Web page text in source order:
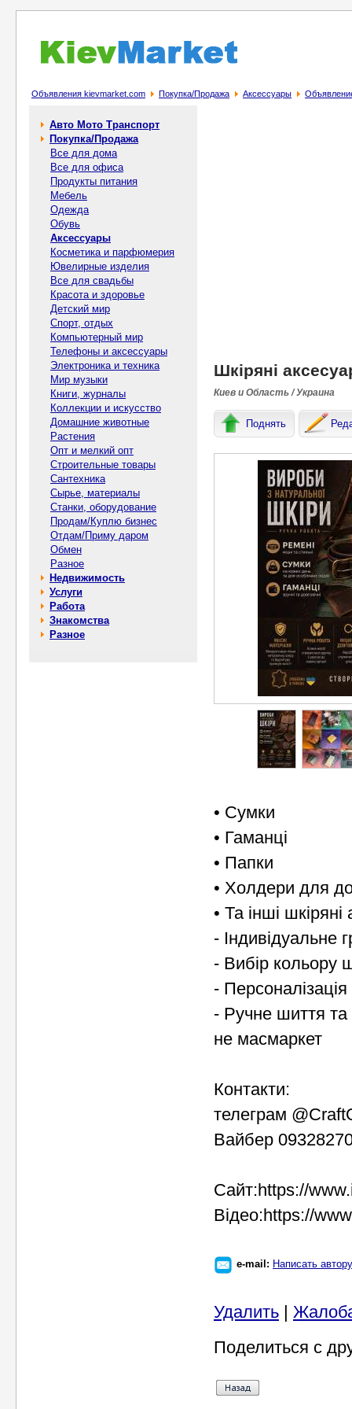
Объявления kievmarket.com Покупка/Продажа Аксессуары
Авто Мото Транспорт
Покупка/Продажа
Все для дома
Все для офиса
Продукты питания
Мебель
Одежда
Обувь
Аксессуары
Косметика и парфюмерия
Ювелирные изделия
Все для свадьбы
Красота и здоровье
Детский мир
Спорт, отдых
Компьютерный мир
Телефоны и аксессуары
Электроника и техника
Мир музыки
Книги, журналы
Коллекции и искусство
Домашние животные
Растения
Опт и мелкий опт
Строительные товары
Сантехника
Сырье, материалы
Станки, оборудование
Продам/Куплю бизнес
Отдам/Приму даром
Обмен
Разное
Недвижимость
Услуги
Работа
Знакомства
Разное
Шкіряні
Киев и Область / Украина
Поднять
• Сумки
• Гаманці
• Папки
• Холдери для
• Та інші
- Індивідуальне
- Вибір кольору
-
- Ручне шиття та
не масмаркет
Контакти:
телеграм
Вайбер
Сайт:https://
Відео:https://
e-mail: Написать автору
Удалить |
Поделиться с